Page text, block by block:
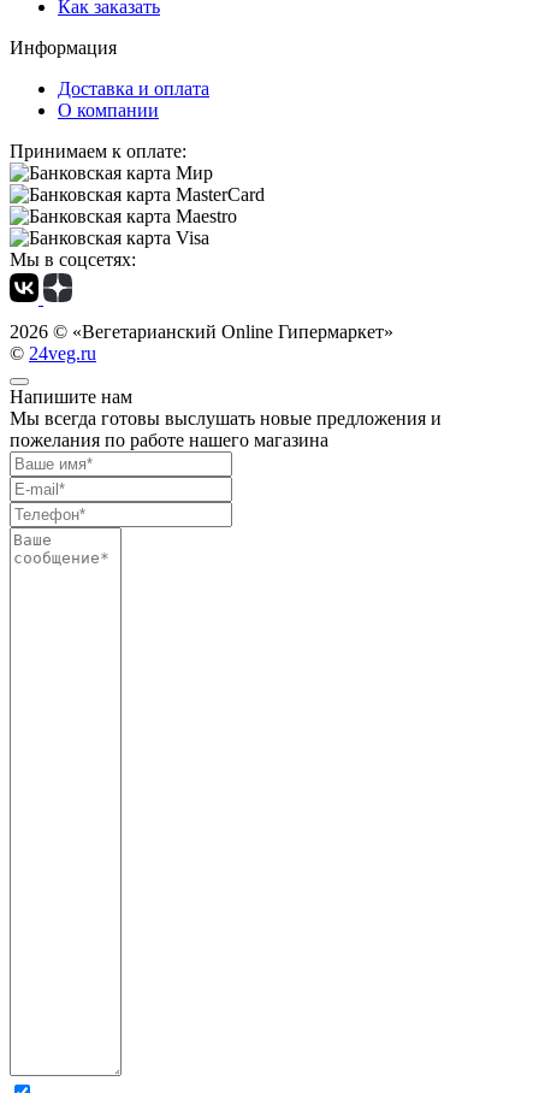
Как заказать
Информация
Доставка и оплата
О компании
Принимаем к оплате:
Мы в соцсетях:
2026 © «Вегетарианский Online Гипермаркет»
© 24veg.ru
Напишите нам
Мы всегда готовы выслушать новые предложения и
пожелания по работе нашего магазина